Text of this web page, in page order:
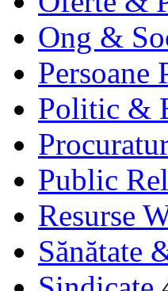
Ong &
Persoane
Politic &
Public
Resurse
Sănătate